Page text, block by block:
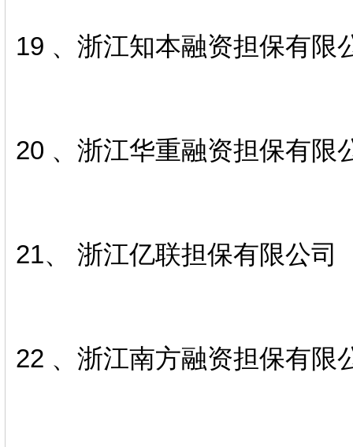
19 、浙江知本融资担保有限
20 、浙江华重融资担保有限
21、 浙江亿联担保有限公司
22 、浙江南方融资担保有限